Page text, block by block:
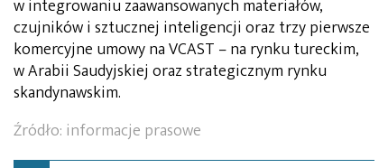
w integrowaniu zaawansowanych materiałów,
czujników i sztucznej inteligencji oraz trzy pierwsze
komercyjne umowy na VCAST – na rynku tureckim,
w Arabii Saudyjskiej oraz strategicznym rynku
skandynawskim.
Źródło: informacje prasowe